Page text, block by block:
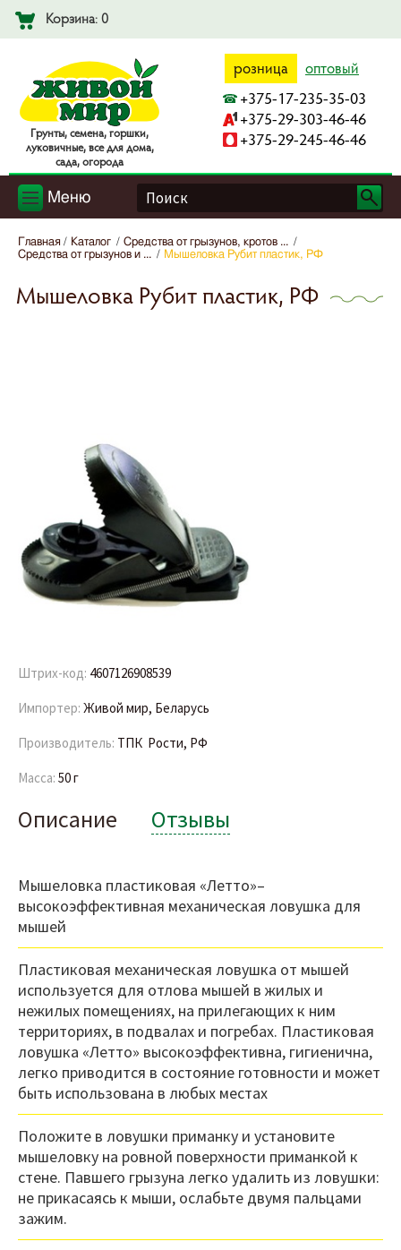
Корзина: 0
Гpyнты, ceмeнa, гopшки,
лyкoвичныe, вce для дoмa,
caдa, oгopoдa
розница оптовый
+375-17-235-35-03
+375-29-303-46-46
+375-29-245-46-46
Меню
Главная Каталог
Средства от грызунов, кротов ...
Средства от грызунов и ...
Мышеловка Рубит пластик, РФ
Мышеловка Рубит пластик, РФ
Штрих-код: 4607126908539
Импортер: Живой мир, Беларусь
Производитель: ТПК Рости, РФ
Масса: 50 г
Описание Отзывы
Мышеловка пластиковая «Летто»–
высокоэффективная механическая ловушка для
мышей
Пластиковая механическая ловушка от мышей
используется для отлова мышей в жилых и
нежилых помещениях, на прилегающих к ним
территориях, в подвалах и погребах. Пластиковая
ловушка «Летто» высокоэффективна, гигиенична,
легко приводится в состояние готовности и может
быть использована в любых местах
Положите в ловушки приманку и установите
мышеловку на ровной поверхности приманкой к
стене. Павшего грызуна легко удалить из ловушки:
не прикасаясь к мыши, ослабьте двумя пальцами
зажим.